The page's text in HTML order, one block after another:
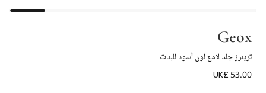
Geox
ترينرز جلد لامع لون أسود للبنات
UK£ 53.00